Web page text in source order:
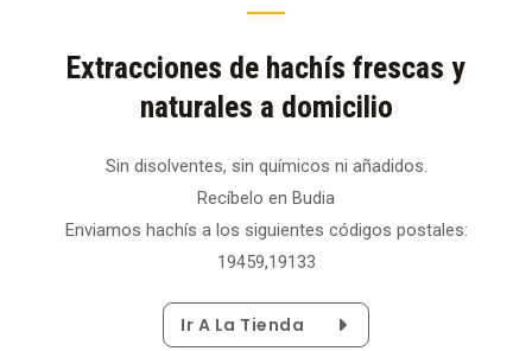
Extracciones de hachís frescas y
naturales a domicilio
Sin disolventes, sin químicos ni añadidos.
Recíbelo en Budia
Enviamos hachís a los siguientes códigos postales:
19459,19133
Ir A La Tienda